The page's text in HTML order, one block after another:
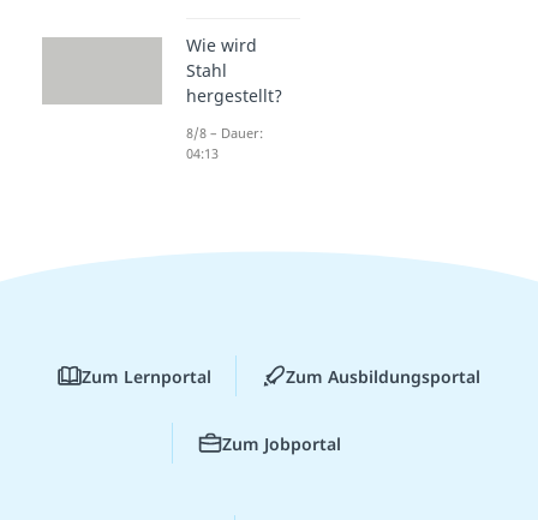
Wie wird
Stahl
hergestellt?
8/8 – Dauer:
04:13
Zum Lernportal Zum Ausbildungsportal
Zum Jobportal